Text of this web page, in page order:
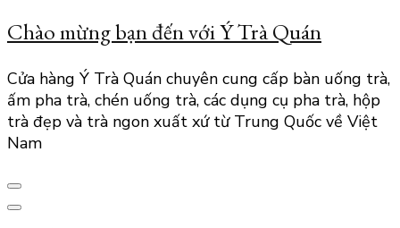
Chào mừng bạn đến với Ý Trà Quán
Cửa hàng Ý Trà Quán chuyên cung cấp bàn uống trà,
ấm pha trà, chén uống trà, các dụng cụ pha trà, hộp
trà đẹp và trà ngon xuất xứ từ Trung Quốc về Việt
Nam